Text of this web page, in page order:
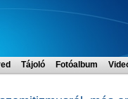
Tájoló Fotóalbum